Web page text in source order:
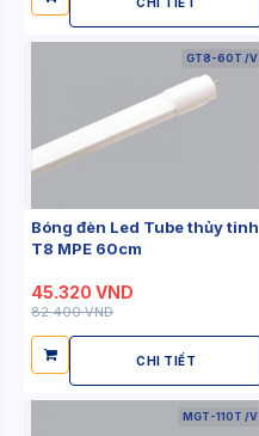
GT8-60T /V
Bóng đèn Led Tube thủy tinh
T8 MPE 60cm
45.320 VND
82.400 VND
CHI TIẾT
MGT-110T /V